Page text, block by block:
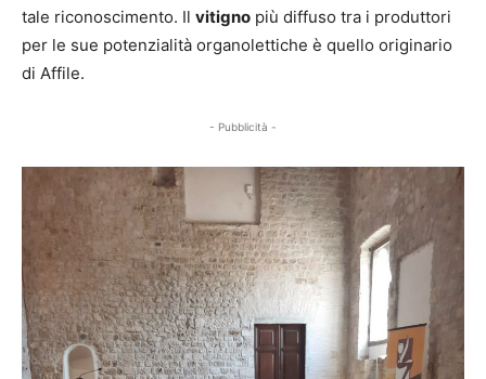
tale riconoscimento. Il vitigno più diffuso tra i produttori
per le sue potenzialità organolettiche è quello originario
di Affile.
- Pubblicità -